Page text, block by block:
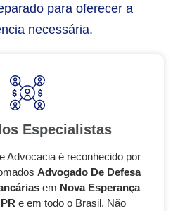
para oferecer a
necessária.
Especialistas
Advocacia é reconhecido por
Advogado De Defesa
em Nova Esperança
e em todo o Brasil. Não